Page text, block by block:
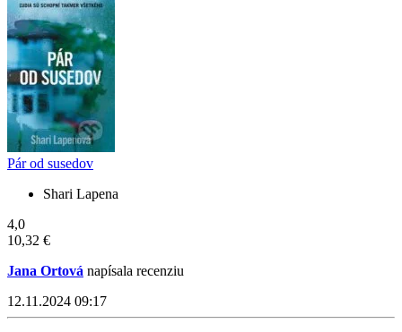
Pár od susedov
Shari Lapena
4,0
10,32 €
Jana Ortová napísala recenziu
12.11.2024 09:17